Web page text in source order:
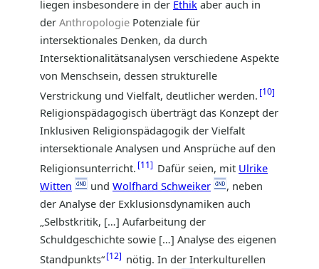
liegen insbesondere in der Ethik aber auch in
der Anthropologie Potenziale für
intersektionales Denken, da durch
Intersektionalitätsanalysen verschiedene Aspekte
von Menschsein, dessen strukturelle
Verstrickung und Vielfalt, deutlicher werden. 10
Religionspädagogisch überträgt das Konzept der
Inklusiven Religionspädagogik der Vielfalt
intersektionale Analysen und Ansprüche auf den
Religionsunterricht. 11 Dafür seien, mit Ulrike
Witten
und Wolfhard Schweiker
, neben
der Analyse der Exklusionsdynamiken auch
„Selbstkritik, […] Aufarbeitung der
Schuldgeschichte sowie […] Analyse des eigenen
Standpunkts“ 12
nötig. In der Interkulturellen